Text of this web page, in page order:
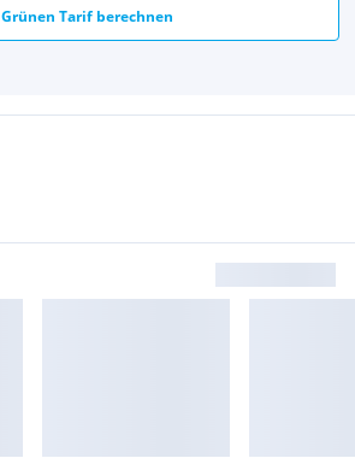
Grünen Tarif berechnen